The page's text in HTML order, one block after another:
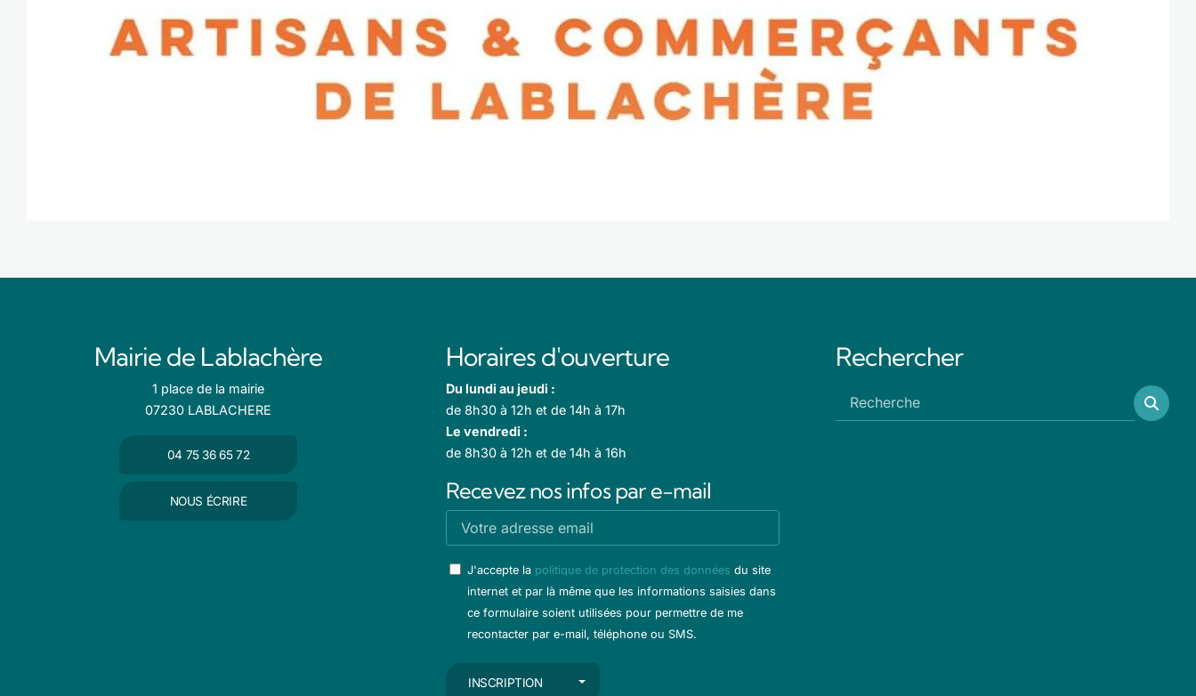
Mairie de Lablachère
1 place de la mairie
07230 LABLACHERE
04 75 36 65 72
NOUS ÉCRIRE
Horaires d'ouverture
Du lundi au jeudi :
de 8h30 à 12h et de 14h à 17h
Le vendredi :
de 8h30 à 12h et de 14h à 16h
Recevez nos infos par e-mail
J'accepte la politique de protection des données du site
internet et par là même que les informations saisies dans
ce formulaire soient utilisées pour permettre de me
recontacter par e-mail, téléphone ou SMS.
INSCRIPTION AUTRES ACTIONS
Rechercher